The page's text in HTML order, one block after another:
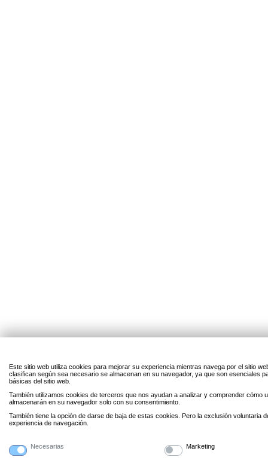
Este sitio web utiliza cookies para mejorar su experiencia mientras navega por el sitio
clasifican según sea necesario se almacenan en su navegador, ya que son esenciales
básicas del sitio web.
También utilizamos cookies de terceros que nos ayudan a analizar y comprender cómo
almacenarán en su navegador solo con su consentimiento.
También tiene la opción de darse de baja de estas cookies. Pero la exclusión voluntaria
experiencia de navegación.
Necesarias Marketing